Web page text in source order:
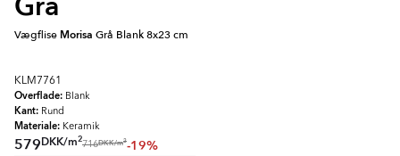
Vægflise Morisa Grå Blank 8x23 cm
KLM7761
Overflade: Blank
Kant: Rund
Materiale: Keramik
579DKK/m2
716DKK/m2-19%